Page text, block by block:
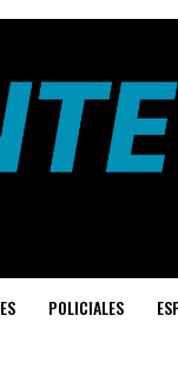
POLICIALES